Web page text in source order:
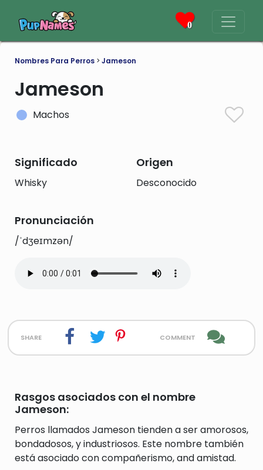
0
Nombres Para Perros > Jameson
Jameson
Machos
Significado
Whisky
Origen
Desconocido
Pronunciación
/ˈdʒeɪmzən/
share comment
Rasgos asociados con el nombre
Jameson:
Perros llamados Jameson tienden a ser amorosos,
bondadosos, y industriosos. Este nombre también
está asociado con compañerismo, and amistad.